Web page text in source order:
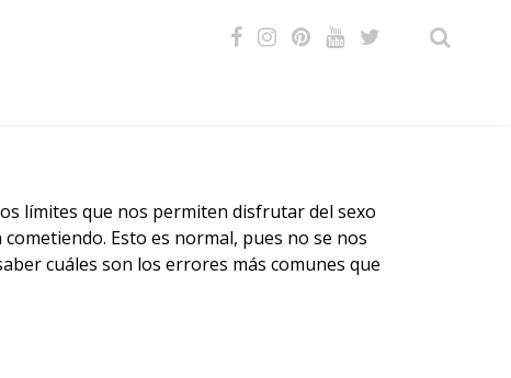
límites que nos permiten disfrutar del sexo
Esto es normal, pues no se nos
cuáles son los errores más comunes que